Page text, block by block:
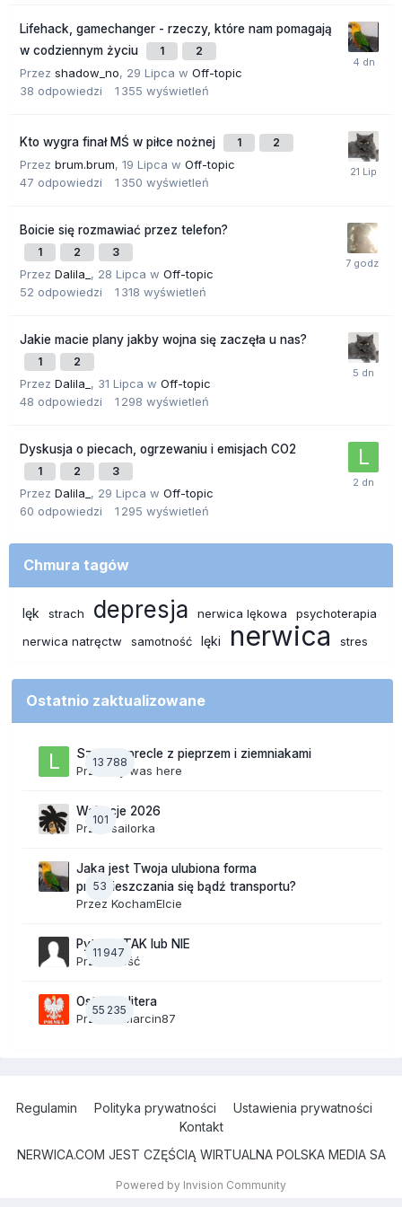
Lifehack, gamechanger - rzeczy, które nam pomagają
w codziennym życiu
1 2
Przez shadow_no, 29 Lipca w Off-topic
38 odpowiedzi 1 355 wyświetleń
Kto wygra finał MŚ w piłce nożnej 1 2
Przez brum.brum, 19 Lipca w Off-topic
47 odpowiedzi 1 350 wyświetleń
Boicie się rozmawiać przez telefon?
1 2 3
Przez Dalila_ , 28 Lipca w Off-topic
52 odpowiedzi 1 318 wyświetleń
Jakie macie plany jakby wojna się zaczęła u nas?
1 2
Przez Dalila_ , 31 Lipca w Off-topic
48 odpowiedzi 1 298 wyświetleń
Dyskusja o piecach, ogrzewaniu i emisjach CO2
1 2 3
Przez Dalila_ , 29 Lipca w Off-topic
60 odpowiedzi 1 295 wyświetleń
Chmura tagów
lęk strach depresja nerwica lękowa
psychoterapia
nerwica natręctw
samotność lęki nerwica stres
Ostatnio zaktualizowane
13 788
Szalone precle z pieprzem i ziemniakami
Przez lily was here
101
Wakacje 2026
Przez sailorka
53
Jaka jest Twoja ulubiona forma
przemieszczania się bądź transportu?
Przez KochamElcie
11 947
Pytania TAK lub NIE
Przez Gość
55 235
Ostatnia litera
Przez19Marcin87
Regulamin Polityka prywatności
Ustawienia prywatności
Kontakt
NERWICA.COM JEST CZĘŚCIĄ WIRTUALNA POLSKA MEDIA SA
Powered by Invision Community